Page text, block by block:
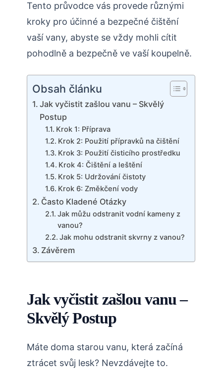
Tento průvodce vás provede různými
kroky pro účinné a bezpečné čištění
vaší vany, abyste se vždy mohli cítit
pohodlně a bezpečně ve vaší koupelně.
Obsah článku
Jak vyčistit zašlou vanu – Skvělý
Postup
Krok 1: Příprava
Krok 2: Použití přípravků na čištění
Krok 3: Použití čisticího prostředku
Krok 4: Čištění a leštění
Krok 5: Udržování čistoty
Krok 6: Změkčení vody
Často Kladené Otázky
Jak můžu odstranit vodní kameny z
vanou?
Jak mohu odstranit skvrny z vanou?
Závěrem
Jak vyčistit zašlou vanu –
Skvělý Postup
Máte doma starou vanu, která začíná
ztrácet svůj lesk? Nevzdávejte to.